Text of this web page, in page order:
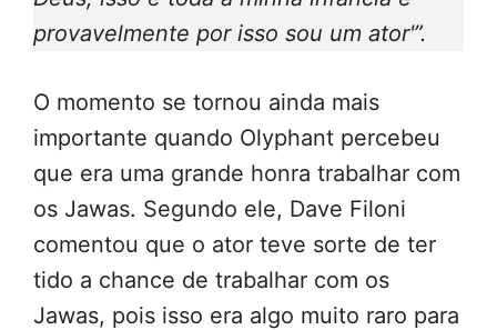
provavelmente por isso sou um ator'”.
O momento se tornou ainda mais
importante quando Olyphant percebeu
que era uma grande honra trabalhar com
os Jawas. Segundo ele, Dave Filoni
comentou que o ator teve sorte de ter
tido a chance de trabalhar com os
Jawas, pois isso era algo muito raro para